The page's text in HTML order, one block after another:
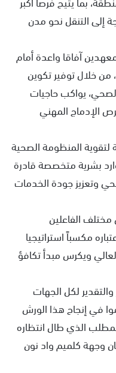
إلى التنقل نحو مدن
آفاقا واعدة أمام
خلال توفير تكوين
يواكب حاجيات
المهني
المنظومة الصحية
بشرية متخصصة قادرة
وتعزيز جودة الخدمات
مختلف الفاعلين
مكسباً استراتيجيا
ويكرس مبدأ تكافؤ
لكل الجهات
في إنجاح هذا الورش
الذي طال انتظاره
كلميم واد نون